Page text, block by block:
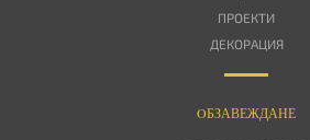
ПРОЕКТИ
ДЕКОРАЦИЯ
OБЗАВЕЖДАНЕ